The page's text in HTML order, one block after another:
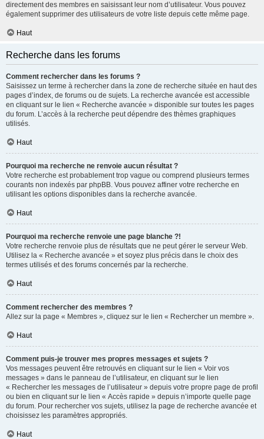
directement des membres en saisissant leur nom d’utilisateur. Vous pouvez
également supprimer des utilisateurs de votre liste depuis cette même page.
Haut
Recherche dans les forums
Comment rechercher dans les forums ?
Saisissez un terme à rechercher dans la zone de recherche située en haut des
pages d’index, de forums ou de sujets. La recherche avancée est accessible
en cliquant sur le lien « Recherche avancée » disponible sur toutes les pages
du forum. L’accès à la recherche peut dépendre des thèmes graphiques
utilisés.
Haut
Pourquoi ma recherche ne renvoie aucun résultat ?
Votre recherche est probablement trop vague ou comprend plusieurs termes
courants non indexés par phpBB. Vous pouvez affiner votre recherche en
utilisant les options disponibles dans la recherche avancée.
Haut
Pourquoi ma recherche renvoie une page blanche ?!
Votre recherche renvoie plus de résultats que ne peut gérer le serveur Web.
Utilisez la « Recherche avancée » et soyez plus précis dans le choix des
termes utilisés et des forums concernés par la recherche.
Haut
Comment rechercher des membres ?
Allez sur la page « Membres », cliquez sur le lien « Rechercher un membre ».
Haut
Comment puis-je trouver mes propres messages et sujets ?
Vos messages peuvent être retrouvés en cliquant sur le lien « Voir vos
messages » dans le panneau de l’utilisateur, en cliquant sur le lien
« Rechercher les messages de l’utilisateur » depuis votre propre page de profil
ou bien en cliquant sur le lien « Accès rapide » depuis n’importe quelle page
du forum. Pour rechercher vos sujets, utilisez la page de recherche avancée et
choisissez les paramètres appropriés.
Haut